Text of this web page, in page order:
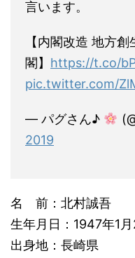
言います。
【内閣改造 地方
閣】 https://t.co/
pic.twitter.com/
— パグさん♪
2019
名 前：北村誠吾
生年月日：1947年1月
出身地：長崎県